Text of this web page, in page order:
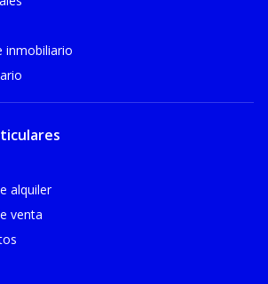
inmobiliario
alquiler
venta